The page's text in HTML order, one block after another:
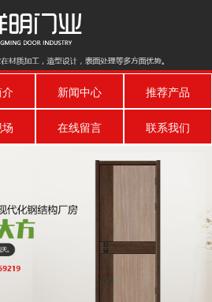
介 新闻中心 推荐产品
场 在线留言 联系我们